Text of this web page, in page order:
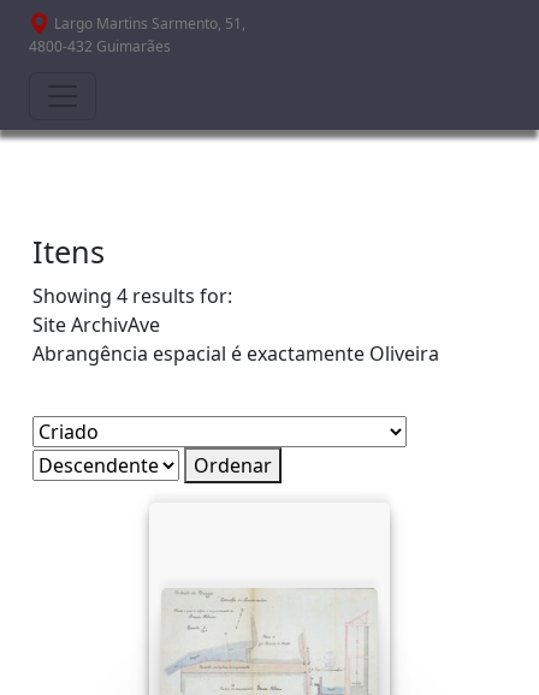
Passar para o conteúdo principal
Largo Martins Sarmento, 51,
4800-432 Guimarães
Itens
Showing 4 results for:
SiteArchivAve
Abrangência espacial é exactamente Oliveira
Ordenar